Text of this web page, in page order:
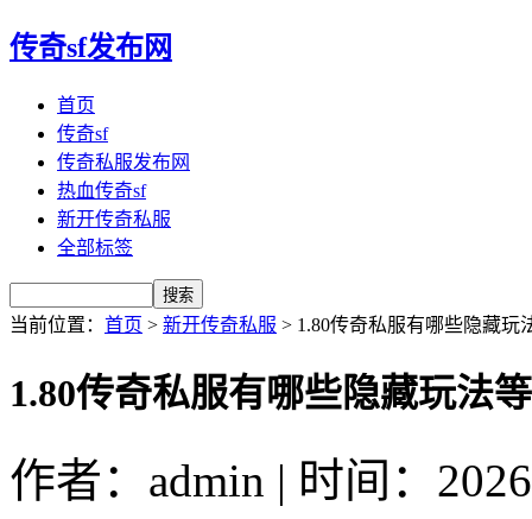
传奇sf发布网
首页
传奇sf
传奇私服发布网
热血传奇sf
新开传奇私服
全部标签
当前位置： 首页 > 新开传奇私服 > 1.80传奇私服有哪些隐藏玩
1.80传奇私服有哪些隐藏玩法
作者：admin | 时间：